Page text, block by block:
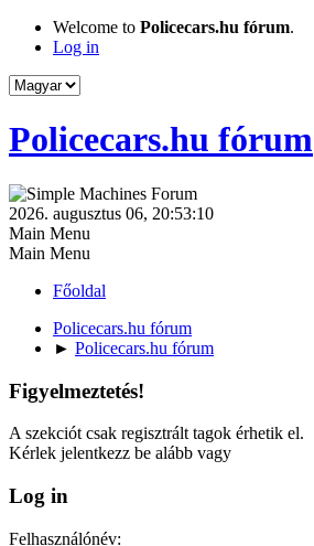
Welcome to Policecars.hu fórum.
Log in
Policecars.hu fórum
2026. augusztus 06, 20:53:10
Main Menu
Main Menu
Főoldal
Policecars.hu fórum
► Policecars.hu fórum
Figyelmeztetés!
A szekciót csak regisztrált tagok érhetik el.
Kérlek jelentkezz be alább vagy
Log in
Felhasználónév: